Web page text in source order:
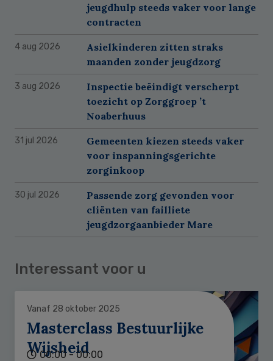
jeugdhulp steeds vaker voor lange
contracten
4 aug 2026
Asielkinderen zitten straks
maanden zonder jeugdzorg
3 aug 2026
Inspectie beëindigt verscherpt
toezicht op Zorggroep ’t
Noaberhuus
31 jul 2026
Gemeenten kiezen steeds vaker
voor inspanningsgerichte
zorginkoop
30 jul 2026
Passende zorg gevonden voor
cliënten van failliete
jeugdzorgaanbieder Mare
Interessant voor u
Vanaf 28 oktober 2025
Masterclass Bestuurlijke
Wijsheid
00:00 - 00:00